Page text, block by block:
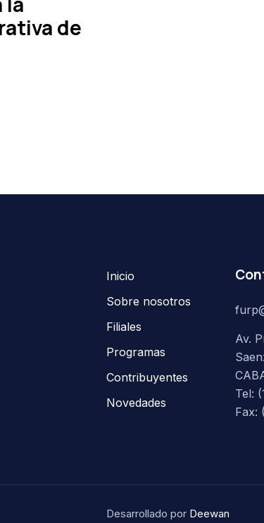
de
Inicio
Sobre nosotros
Filiales
Programas
Contribuyentes
Novedades
Av.
Tel:
Fax:
Desarrollado por Deewan